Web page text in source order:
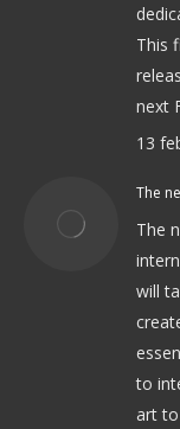
This
next
13
The
The
will
to
art to